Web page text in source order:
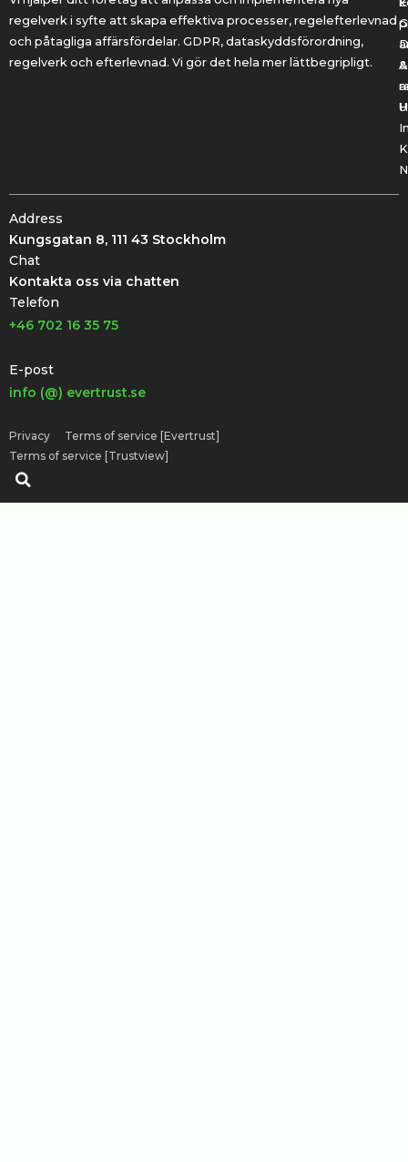
regelverk i syfte att skapa effektiva processer, regelefterlevnad
och påtagliga affärsfördelar. GDPR, dataskyddsförordning,
regelverk och efterlevnad. Vi gör det hela mer lättbegripligt.
&
Address
Kungsgatan 8, 111 43 Stockholm
Chat
Kontakta oss via chatten
Telefon
+46 702 16 35 75
E-post
info (@) evertrust.se
Privacy
Terms of service [Evertrust]
Terms of service [Trustview]
Sök